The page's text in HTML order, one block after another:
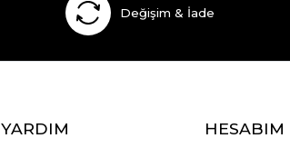
Değişim & İade
YARDIM HESABIM